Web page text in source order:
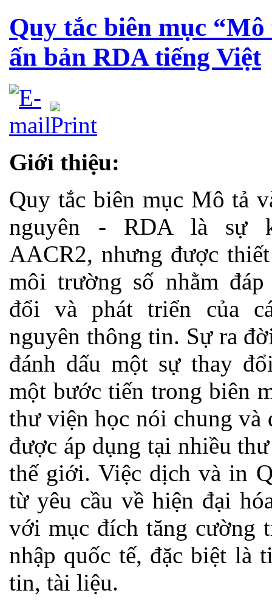
Quy tắc biên mục
ấn bản RDA tiếng Việt
Giới thiệu:
Quy tắc biên mục Mô tả
nguyên - RDA là sự
AACR2, nhưng được
môi trường số nhằm
đổi và phát triển của
nguyên thông tin. Sự ra
đánh dấu một sự thay
một bước tiến trong biên
thư viện học nói chung và
được áp dụng tại nhiều
thế giới. Việc dịch và in
từ yêu cầu về hiện đại
với mục đích tăng cường
nhập quốc tế, đặc biệt là
tin, tài liệu.